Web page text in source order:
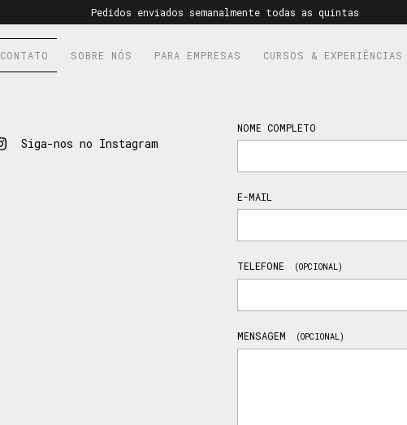
Pedidos enviados semanalmente todas as quintas
CONTATO SOBRE NÓS PARA EMPRESAS CURSOS & EXPERIÊNCIAS
Siga-nos no Instagram
NOME COMPLETO
E-MAIL
TELEFONE (OPCIONAL)
MENSAGEM (OPCIONAL)